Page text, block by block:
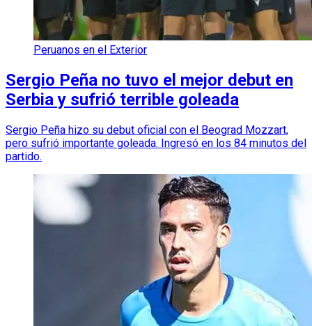
Peruanos en el Exterior
Sergio Peña no tuvo el mejor debut en
Serbia y sufrió terrible goleada
Sergio Peña hizo su debut oficial con el Beograd Mozzart,
pero sufrió importante goleada. Ingresó en los 84 minutos del
partido.